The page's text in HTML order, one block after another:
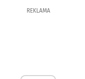
REKLAMA